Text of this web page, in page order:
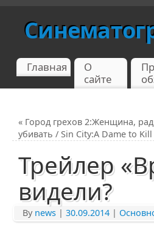
Главная
О
сайте
« Город грехов 2:Женщина,
убивать / Sin City:A Dame to
Трейлер
видели?
By news | 30.09.2014 |